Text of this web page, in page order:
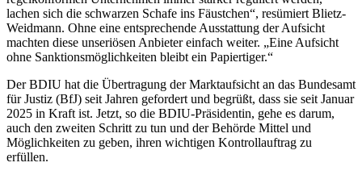
lachen sich die schwarzen Schafe ins Fäustchen“, resümiert Blietz-
Weidmann. Ohne eine entsprechende Ausstattung der Aufsicht
machten diese unseriösen Anbieter einfach weiter. „Eine Aufsicht
ohne Sanktionsmöglichkeiten bleibt ein Papiertiger.“
Der BDIU hat die Übertragung der Marktaufsicht an das Bundesamt
für Justiz (BfJ) seit Jahren gefordert und begrüßt, dass sie seit Januar
2025 in Kraft ist. Jetzt, so die BDIU-Präsidentin, gehe es darum,
auch den zweiten Schritt zu tun und der Behörde Mittel und
Möglichkeiten zu geben, ihren wichtigen Kontrollauftrag zu
erfüllen.